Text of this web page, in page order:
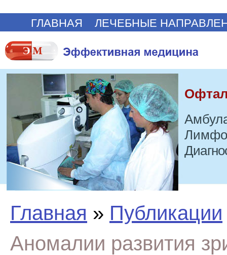
ГЛАВНАЯ ЛЕЧЕБНЫЕ
Главная » Публикации
Аномалии развития